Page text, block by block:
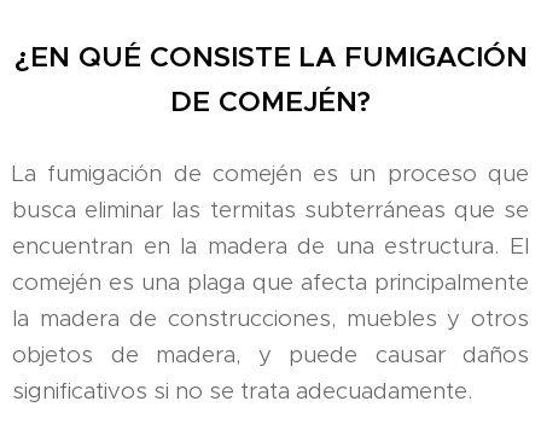
¿EN QUÉ CONSISTE LA FUMIGACIÓN
DE COMEJÉN?
La fumigación de comején es un proceso que
busca eliminar las termitas subterráneas que se
encuentran en la madera de una estructura. El
comején es una plaga que afecta principalmente
la madera de construcciones, muebles y otros
objetos de madera, y puede causar daños
significativos si no se trata adecuadamente.